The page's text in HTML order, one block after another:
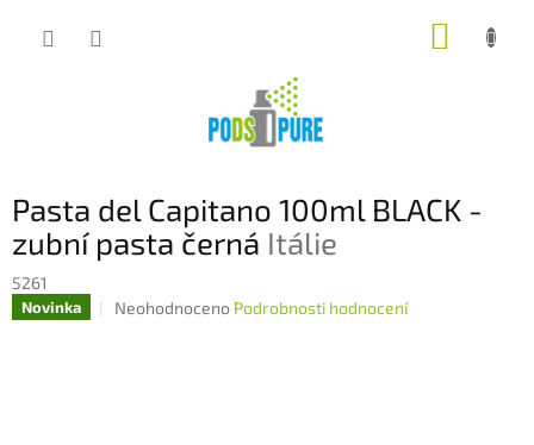
Pasta del Capitano 100ml BLACK -
zubní pasta černá Itálie
5261
Novinka
Průměrné
Neohodnoceno Podrobnosti hodnocení